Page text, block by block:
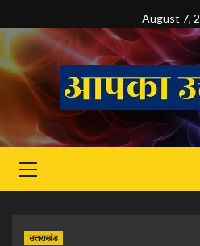
to
content
August 7,
Menu
उत्तराखंड